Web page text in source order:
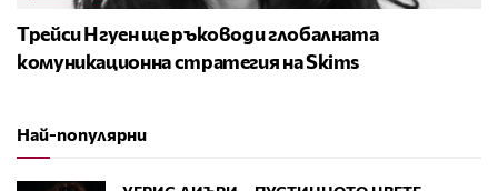
Трейси Нгуен ще ръководи глобалната
комуникационна стратегия на Skims
Най-популярни